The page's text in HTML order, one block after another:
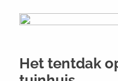
Het tentdak